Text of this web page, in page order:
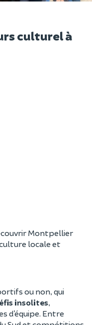
culturel à
Montpellier
locale et
ou non, qui
insolites,
d’équipe. Entre